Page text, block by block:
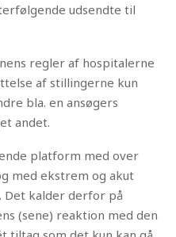
udsendte til
regler af hospitalerne
af stillingerne kun
bla. en ansøgers
andet.
platform med over
med ekstrem og akut
Det kalder derfor på
(sene) reaktion med den